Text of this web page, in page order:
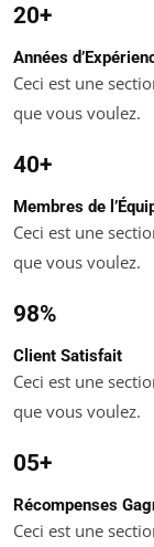
20+
Années
Ceci est une
que vous voulez.
40+
Membres de
Ceci est une
que vous voulez.
98%
Client Satisfait
Ceci est une
que vous voulez.
05+
Récompenses
Ceci est une